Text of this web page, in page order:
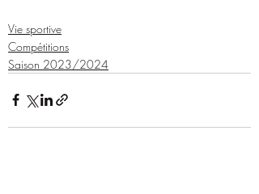
Vie sportive
Compétitions
Saison 2023/2024